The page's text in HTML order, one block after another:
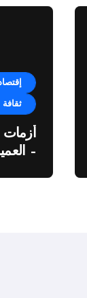
ثقافة
أزمات
–